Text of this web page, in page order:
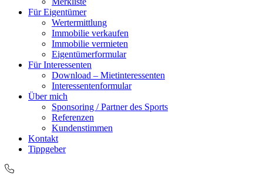
Für Eigentümer
Wertermittlung
Immobilie verkaufen
Immobilie vermieten
Eigentümerformular
Für Interessenten
Download – Mietinteressenten
Interessentenformular
Über mich
Sponsoring / Partner des Sports
Referenzen
Kundenstimmen
Kontakt
Tippgeber